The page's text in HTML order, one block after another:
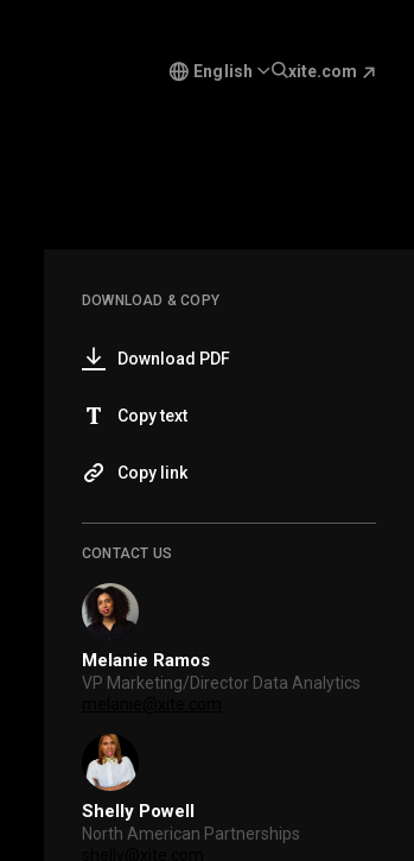
English xite.com
DOWNLOAD & COPY
Download PDF
Copy text
Copy link
CONTACT US
Melanie Ramos
VP Marketing/Director Data Analytics
Shelly Powell
North American Partnerships